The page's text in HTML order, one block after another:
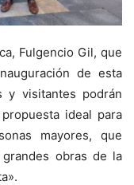
Fulgencio Gil, que
de esta
y visitantes podrán
ideal para
mayores, que
obras de la